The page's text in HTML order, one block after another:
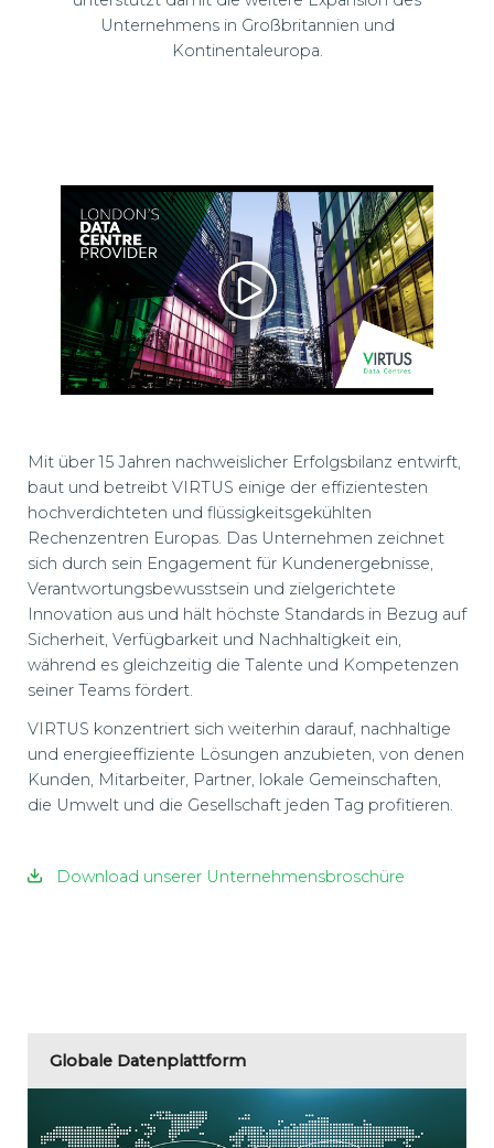
Unternehmens in Großbritannien und
Kontinentaleuropa.
Mit über 15 Jahren nachweislicher Erfolgsbilanz entwirft,
baut und betreibt VIRTUS einige der effizientesten
hochverdichteten und flüssigkeitsgekühlten
Rechenzentren Europas. Das Unternehmen zeichnet
sich durch sein Engagement für Kundenergebnisse,
Verantwortungsbewusstsein und zielgerichtete
Innovation aus und hält höchste Standards in Bezug auf
Sicherheit, Verfügbarkeit und Nachhaltigkeit ein,
während es gleichzeitig die Talente und Kompetenzen
seiner Teams fördert.
VIRTUS konzentriert sich weiterhin darauf, nachhaltige
und energieeffiziente Lösungen anzubieten, von denen
Kunden, Mitarbeiter, Partner, lokale Gemeinschaften,
die Umwelt und die Gesellschaft jeden Tag profitieren.
Download unserer Unternehmensbroschüre
Globale Datenplattform